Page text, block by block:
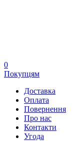
0
Покупцям
Доставка
Оплата
Повернення
Про нас
Контакти
Угода